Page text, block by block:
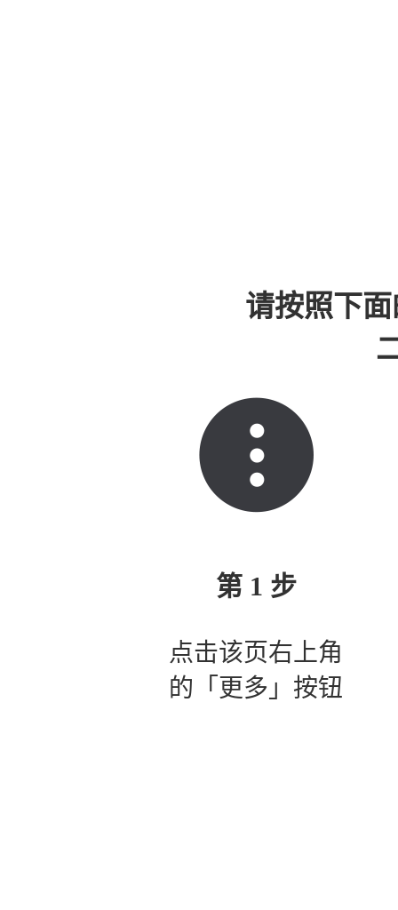
请按照下
第 1 步
点击该页右上角
的「更多」按钮